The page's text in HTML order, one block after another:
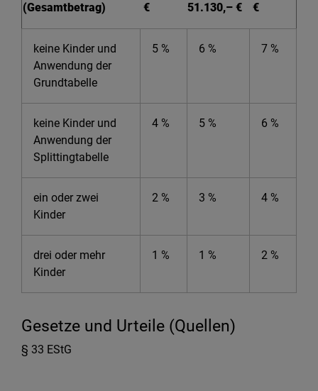
(Gesamtbetrag)
€
51.130,– €
€
keine Kinder und
Anwendung der
Grundtabelle
5 % 6 % 7 %
keine Kinder und
Anwendung der
Splittingtabelle
4 % 5 % 6 %
ein oder zwei
Kinder
2 % 3 % 4 %
drei oder mehr
Kinder
1 % 1 % 2 %
Gesetze und Urteile (Quellen)
§ 33 EStG